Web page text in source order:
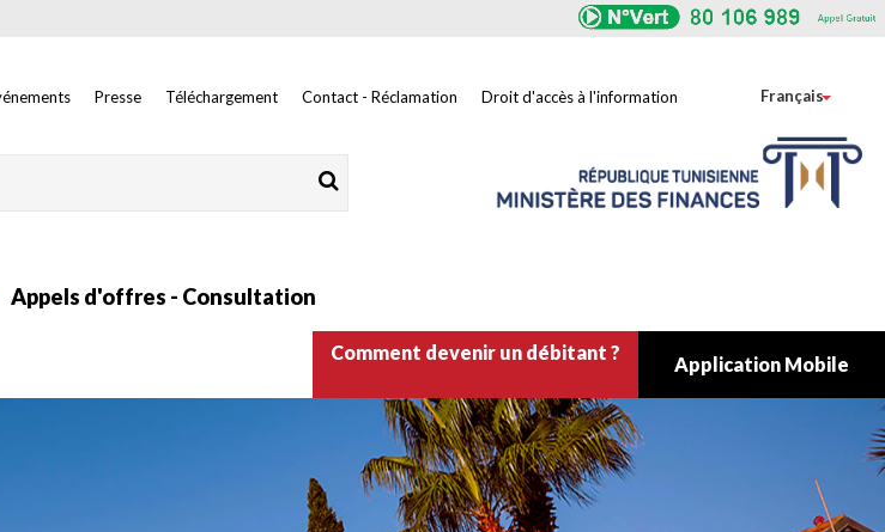
Français
Presse Téléchargement Contact - Réclamation Droit d'accès à l'information
Appels d'offres - Consultation
main
Comment devenir un débitant ?
Application Mobile